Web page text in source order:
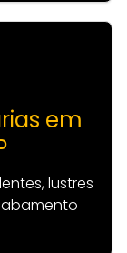
em
lustres